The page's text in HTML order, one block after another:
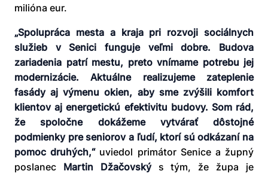
milióna eur.
„Spolupráca mesta a kraja pri rozvoji sociálnych
služieb v Senici funguje veľmi dobre. Budova
zariadenia patrí mestu, preto vnímame potrebu jej
modernizácie. Aktuálne realizujeme zateplenie
fasády aj výmenu okien, aby sme zvýšili komfort
klientov aj energetickú efektivitu budovy. Som rád,
že spoločne dokážeme vytvárať dôstojné
podmienky pre seniorov a ľudí, ktorí sú odkázaní na
pomoc druhých,“uviedol primátor Senice a župný
poslanec Martin Džačovskýs tým, že župa je